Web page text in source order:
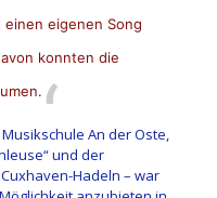
eigenen Song
konnten die
An der Oste,
und der
Hadeln – war